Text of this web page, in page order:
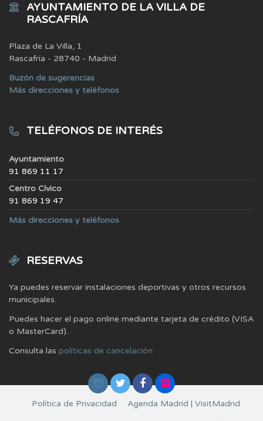
AYUNTAMIENTO DE LA VILLA DE
RASCAFRÍA
Plaza de La Villa, 1
Rascafría - 28740 - Madrid
Buzón de sugerencias
Más direcciones y teléfonos
TELÉFONOS DE INTERÉS
Ayuntamiento
91 869 11 17
Centro Cívico
91 869 19 47
Más direcciones y teléfonos
RESERVAS
Ya puedes reservar instalaciones deportivas y otros recursos
municipales.
Puedes hacer el pago online mediante tarjeta de crédito (VISA
o MasterCard).
Consulta las políticas de cancelación
Política de Privacidad Agenda Madrid | VisitMadrid